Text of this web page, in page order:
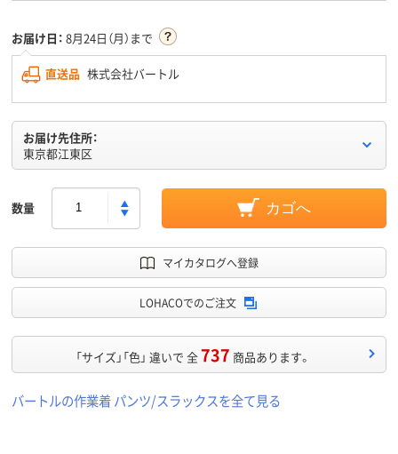
お届け日： 8月24日（月）まで
直送品 株式会社バートル
お届け先住所：
東京都江東区
数量 カゴへ
マイカタログへ登録
LOHACOでのご注文
「サイズ」「色」 違いで 全737 商品あります。
バートルの作業着 パンツ/スラックスを全て見る